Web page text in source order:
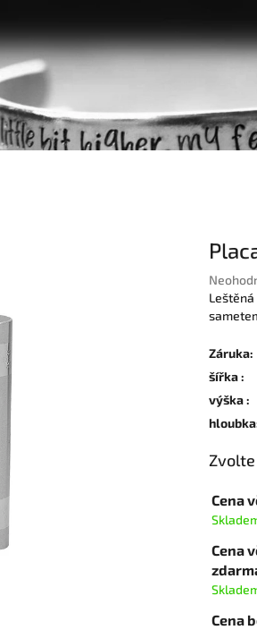
0,0
z
5
Záruka:
šířka:
výška:
hloubka
Cena
Cena
Cena